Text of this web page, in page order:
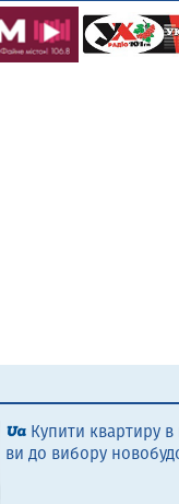
Купити квартиру в
ви до вибору